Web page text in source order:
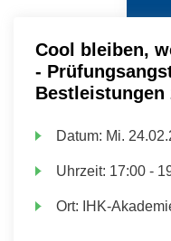
Cool bleiben,
-
Bestleistungen
Datum: Mi.
Uhrzeit: 17:00 -
Ort: IHK-